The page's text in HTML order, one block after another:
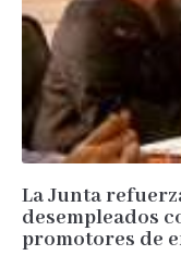
La Junta
desempleados
promotores de